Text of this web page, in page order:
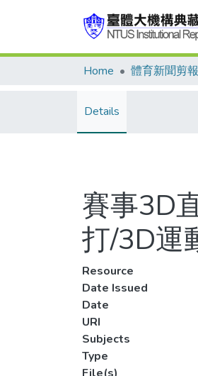
Home 體育新聞剪報
Details
賽事3D
打/3D運
Resource
Date Issued
Date
URI
Subjects
Type